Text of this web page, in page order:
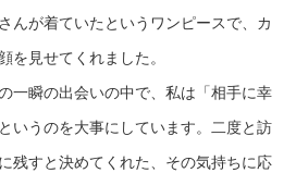
んが着ていたというワンピースで、カ
を見せてくれました。
一瞬の出会いの中で、私は「相手に幸
いうのを大事にしています。二度と訪
残すと決めてくれた、その気持ちに応